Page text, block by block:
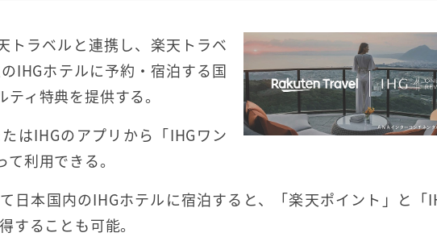
トラベルと連携し、楽天トラベ
IHGホテルに予約・宿泊する国
ィ特典を提供する。
はIHGのアプリから「IHGワン
利用できる。
日本国内のIHGホテルに宿泊すると、「楽天ポイント」と「
することも可能。